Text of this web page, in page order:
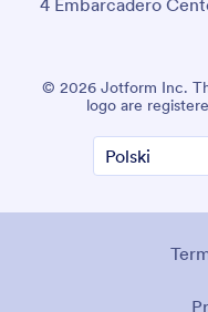
© 2026 Jotform Inc.
logo are